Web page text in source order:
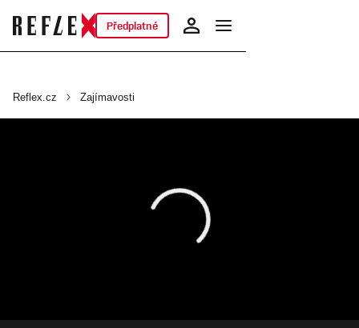
Předplatné
Reflex.cz Zajímavosti